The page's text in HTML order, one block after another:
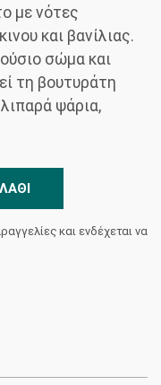
με νότες
και βανίλιας.
σώμα και
τη βουτυράτη
ψάρια,
και ενδέχεται να